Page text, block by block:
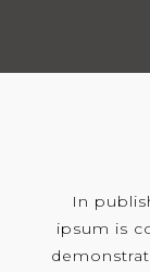
In
ipsum is